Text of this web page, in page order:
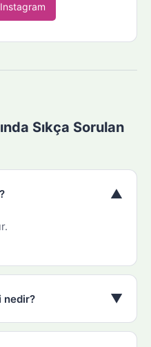
Instagram
Sıkça Sorulan
▼
nedir? ▼